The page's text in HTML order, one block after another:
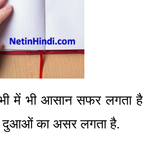
में भी आसान सफर लगता है
का असर लगता है.